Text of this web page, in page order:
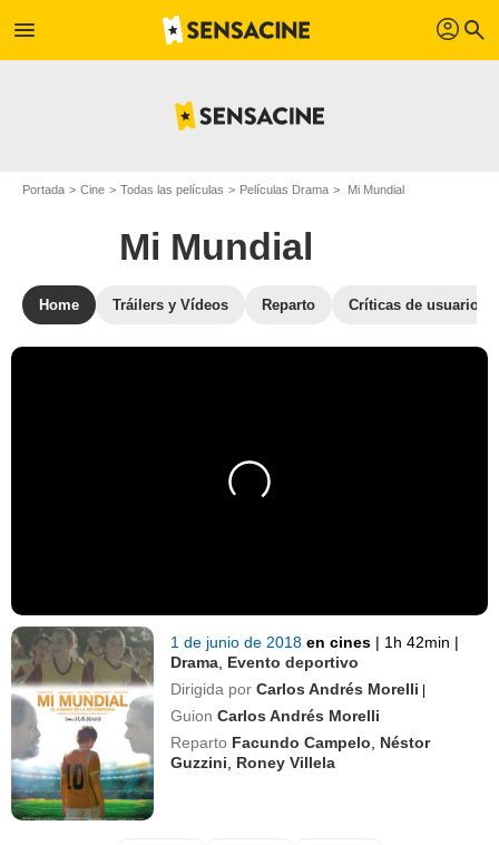
menu profil search
Portada Cine Todas las películas Películas Drama Mi Mundial
Mi Mundial
Home Tráilers y Vídeos Reparto Críticas de usuarios
1 de junio de 2018en cines | 1h 42min |
Drama Evento deportivo
Dirigida por Carlos Andrés Morelli |
Guion Carlos Andrés Morelli
Reparto Facundo Campelo
Néstor
Guzzini
Roney Villela